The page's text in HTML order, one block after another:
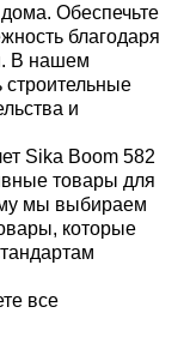
Обеспечьте
благодаря
В нашем
строительные
и
Sika Boom 582
товары для
мы выбираем
которые
все